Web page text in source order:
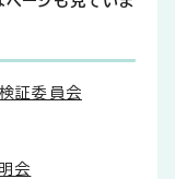
証委員会
会